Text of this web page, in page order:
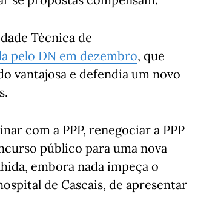
Técnica de
pelo DN em dezembro, que
vantajosa e defendia um novo
com a PPP, renegociar a PPP
público para uma nova
embora nada impeça o
de Cascais, de apresentar